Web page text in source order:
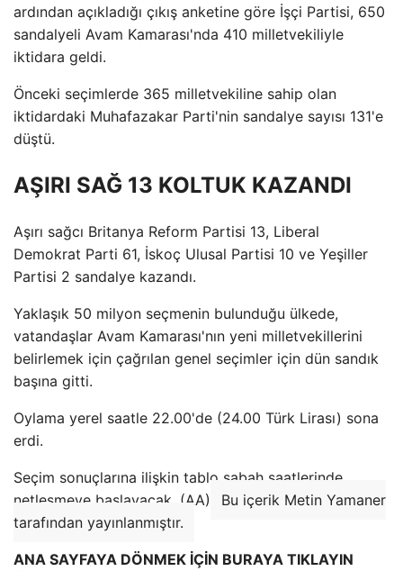
ardından açıkladığı çıkış anketine göre İşçi Partisi, 650
sandalyeli Avam Kamarası'nda 410 milletvekiliyle
iktidara geldi.
Önceki seçimlerde 365 milletvekiline sahip olan
iktidardaki Muhafazakar Parti'nin sandalye sayısı 131'e
düştü.
AŞIRI SAĞ 13 KOLTUK KAZANDI
Aşırı sağcı Britanya Reform Partisi 13, Liberal
Demokrat Parti 61, İskoç Ulusal Partisi 10 ve Yeşiller
Partisi 2 sandalye kazandı.
Yaklaşık 50 milyon seçmenin bulunduğu ülkede,
vatandaşlar Avam Kamarası'nın yeni milletvekillerini
belirlemek için çağrılan genel seçimler için dün sandık
başına gitti.
Oylama yerel saatle 22.00'de (24.00 Türk Lirası) sona
erdi.
Seçim sonuçlarına ilişkin tablo sabah saatlerinde
netleşmeye başlayacak. (AA)
Bu içerik Metin Yamaner
tarafından yayınlanmıştır.
ANA SAYFAYA DÖNMEK İÇİN BURAYA TIKLAYIN